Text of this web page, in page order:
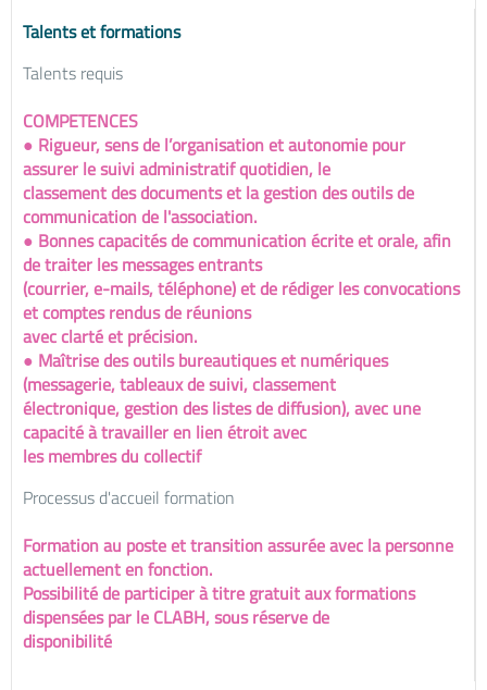
Talents et formations
Talents requis
COMPETENCES
● Rigueur, sens de l’organisation et autonomie pour
assurer le suivi administratif quotidien, le
classement des documents et la gestion des outils de
communication de l'association.
● Bonnes capacités de communication écrite et orale, afin
de traiter les messages entrants
(courrier, e-mails, téléphone) et de rédiger les convocations
et comptes rendus de réunions
avec clarté et précision.
● Maîtrise des outils bureautiques et numériques
(messagerie, tableaux de suivi, classement
électronique, gestion des listes de diffusion), avec une
capacité à travailler en lien étroit avec
les membres du collectif
Processus d'accueil formation
Formation au poste et transition assurée avec la personne
actuellement en fonction.
Possibilité de participer à titre gratuit aux formations
dispensées par le CLABH, sous réserve de
disponibilité